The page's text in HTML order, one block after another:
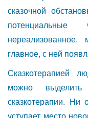
сказочной
потенциальные
нереализованное,
главное, с ней
Сказкотерапией
можно
сказкотерапии. Ни
уступает место